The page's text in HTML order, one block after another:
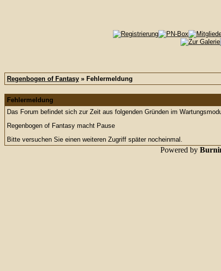
Regenbogen of Fantasy » Fehlermeldung
Fehlermeldung
Das Forum befindet sich zur Zeit aus folgenden Gründen im
Regenbogen of Fantasy macht Pause
Bitte versuchen Sie einen weiteren Zugriff später nocheinmal.
Powered by